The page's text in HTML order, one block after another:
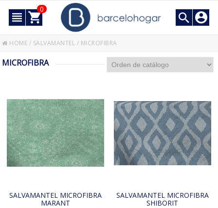
0
HOME / SALVAMANTEL / MICROFIBRA
MICROFIBRA
SALVAMANTEL MICROFIBRA
MARANT
SALVAMANTEL MICROFIBRA
SHIBORIT